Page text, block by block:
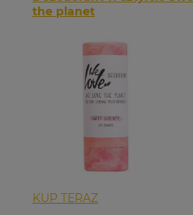
the planet
KUP TERAZ